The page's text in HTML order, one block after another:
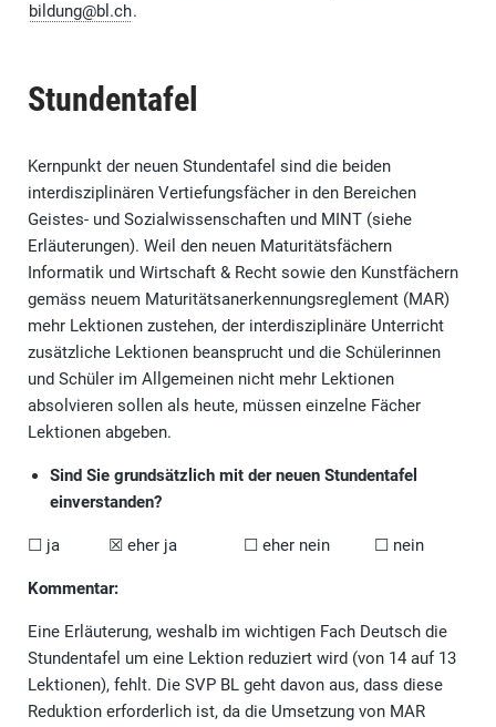
bildung@bl.ch.
Stundentafel
Kernpunkt der neuen Stundentafel sind die beiden
interdisziplinären Vertiefungsfächer in den Bereichen
Geistes- und Sozialwissenschaften und MINT (siehe
Erläuterungen). Weil den neuen Maturitätsfächern
Informatik und Wirtschaft & Recht sowie den Kunstfächern
gemäss neuem Maturitätsanerkennungsreglement (MAR)
mehr Lektionen zustehen, der interdisziplinäre Unterricht
zusätzliche Lektionen beansprucht und die Schülerinnen
und Schüler im Allgemeinen nicht mehr Lektionen
absolvieren sollen als heute, müssen einzelne Fächer
Lektionen abgeben.
Sind Sie grundsätzlich mit der neuen Stundentafel
einverstanden?
☐ ja ☒ eher ja ☐ eher nein ☐ nein
Kommentar:
Eine Erläuterung, weshalb im wichtigen Fach Deutsch die
Stundentafel um eine Lektion reduziert wird (von 14 auf 13
Lektionen), fehlt. Die SVP BL geht davon aus, dass diese
Reduktion erforderlich ist, da die Umsetzung von MAR